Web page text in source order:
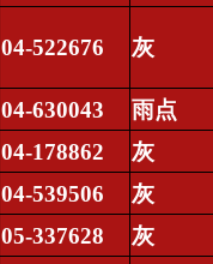
04-522676 灰
04-630043
雨点
04-178862
灰
04-539506
灰
05-337628
灰